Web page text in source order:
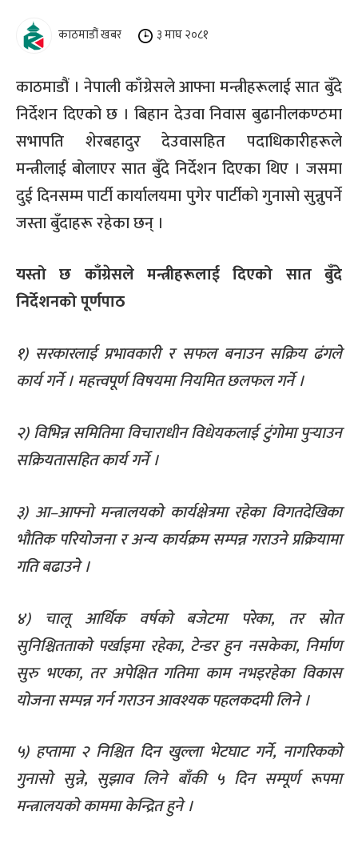
काठमाडौं खबर ३ माघ २०८१
काठमाडौं । नेपाली काँग्रेसले आफ्ना मन्त्रीहरूलाई सात बुँदे
निर्देशन दिएको छ । बिहान देउवा निवास बुढानीलकण्ठमा
सभापति शेरबहादुर देउवासहित पदाधिकारीहरूले
मन्त्रीलाई बोलाएर सात बुँदे निर्देशन दिएका थिए । जसमा
दुई दिनसम्म पार्टी कार्यालयमा पुगेर पार्टीको गुनासो सुन्नुपर्ने
जस्ता बुँदाहरू रहेका छन् ।
यस्तो छ काँग्रेसले मन्त्रीहरूलाई दिएको सात बुँदे
निर्देशनको पूर्णपाठ
१) सरकारलाई प्रभावकारी र सफल बनाउन सक्रिय ढंगले
कार्य गर्ने । महत्त्वपूर्ण विषयमा नियमित छलफल गर्ने ।
२) विभिन्न समितिमा विचाराधीन विधेयकलाई टुंगोमा पुर्‍याउन
सक्रियतासहित कार्य गर्ने ।
३) आ–आफ्नो मन्त्रालयको कार्यक्षेत्रमा रहेका विगतदेखिका
भौतिक परियोजना र अन्य कार्यक्रम सम्पन्न गराउने प्रक्रियामा
गति बढाउने ।
४) चालू आर्थिक वर्षको बजेटमा परेका, तर स्रोत
सुनिश्चितताको पर्खाइमा रहेका, टेन्डर हुन नसकेका, निर्माण
सुरु भएका, तर अपेक्षित गतिमा काम नभइरहेका विकास
योजना सम्पन्न गर्न गराउन आवश्यक पहलकदमी लिने ।
५) हप्तामा २ निश्चित दिन खुल्ला भेटघाट गर्ने, नागरिकको
गुनासो सुन्ने, सुझाव लिने बाँकी ५ दिन सम्पूर्ण रूपमा
मन्त्रालयको काममा केन्द्रित हुने ।